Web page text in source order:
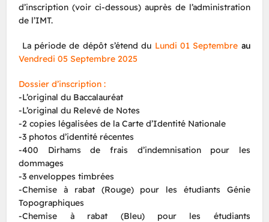
d’inscription (voir ci-dessous) auprès de l’administration
de l’IMT.
La période de dépôt s’étend du Lundi 01 Septembre au
Vendredi 05 Septembre 2025
Dossier d’inscription :
-L’original du Baccalauréat
-L’original du Relevé de Notes
-2 copies légalisées de la Carte d’Identité Nationale
-3 photos d’identité récentes
-400 Dirhams de frais d’indemnisation pour les
dommages
-3 enveloppes timbrées
-Chemise à rabat (Rouge) pour les étudiants Génie
Topographiques
-Chemise à rabat (Bleu) pour les étudiants